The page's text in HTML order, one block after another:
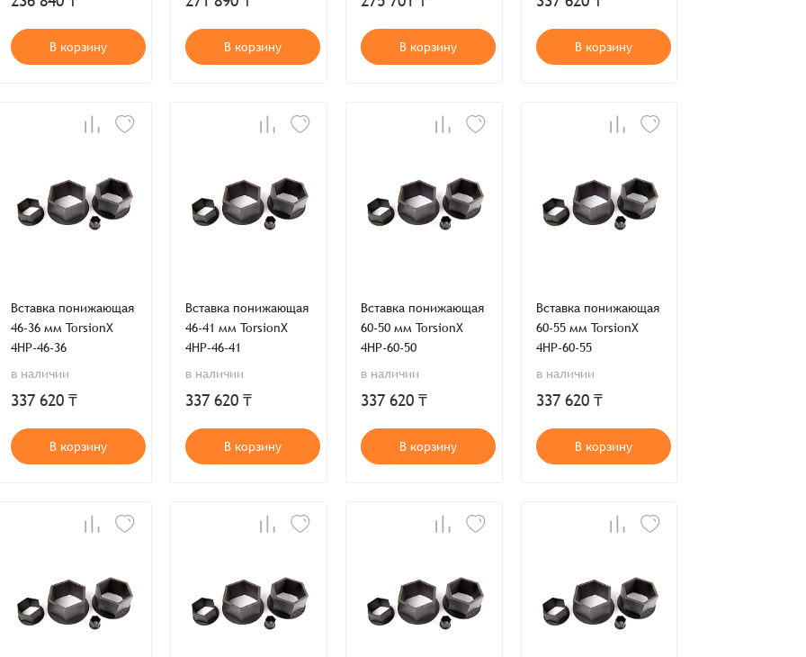
Имя*
Имя*
с Вами в ближайшее время для уточнения деталей по заказу
В корзину В корзину В корзину В корзину
Вставка понижающая
46-36 мм TorsionX
4HP-46-36
в наличии
337 620 ₸
В корзину
Вставка понижающая
46-41 мм TorsionX
4HP-46-41
в наличии
337 620 ₸
В корзину
Вставка понижающая
60-50 мм TorsionX
4HP-60-50
в наличии
337 620 ₸
В корзину
Вставка понижающая
60-55 мм TorsionX
4HP-60-55
в наличии
337 620 ₸
В корзину